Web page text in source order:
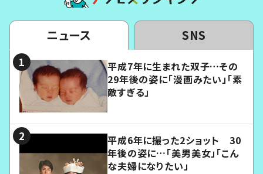
ニュース SNS
平成7年に生まれた双子…その
29年後の姿に「漫画みたい」「素
敵すぎる」
平成6年に撮った2ショット 30
年後の姿に…「美男美女」「こん
な夫婦になりたい」